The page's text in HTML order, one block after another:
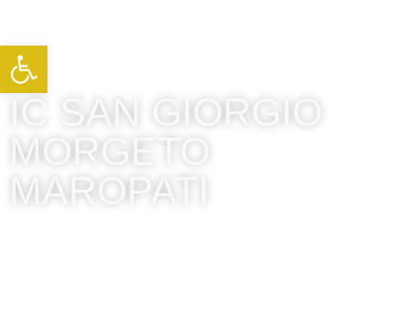
IC SAN GIORGIO
MORGETO
MAROPATI
Apri la barra degli strumenti